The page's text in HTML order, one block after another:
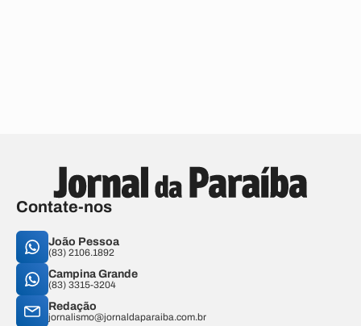
Contate-nos
João Pessoa
(83) 2106.1892
Campina Grande
(83) 3315-3204
Redação
jornalismo@jornaldaparaiba.com.br